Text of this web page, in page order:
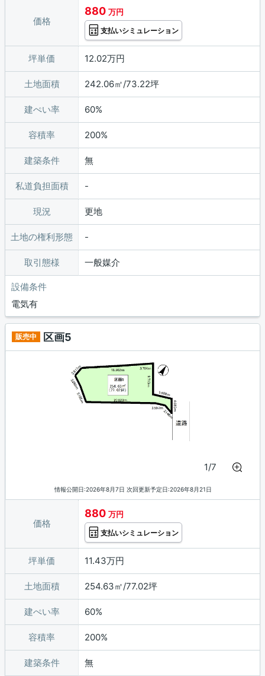
価格
880 万円
支払いシミュレーション
坪単価 12.02万円
土地面積 242.06㎡/73.22坪
建ぺい率 60%
容積率 200%
建築条件 無
私道負担面積
現況 更地
土地の権利形態
取引態様 一般媒介
設備条件
電気有
販売中 区画5
1/7
情報公開日:2026年8月7日 次回更新予定日:2026年8月21日
価格
880 万円
支払いシミュレーション
坪単価 11.43万円
土地面積 254.63㎡/77.02坪
建ぺい率 60%
容積率 200%
建築条件 無